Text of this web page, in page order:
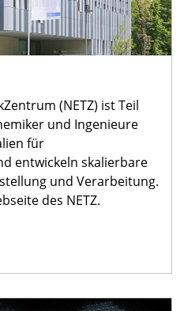
(NETZ) ist Teil
und Ingenieure
für
entwickeln skalierbare
und Verarbeitung.
des NETZ.